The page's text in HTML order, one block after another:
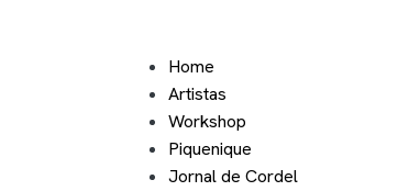
Home
Artistas
Workshop
Piquenique
Jornal de Cordel